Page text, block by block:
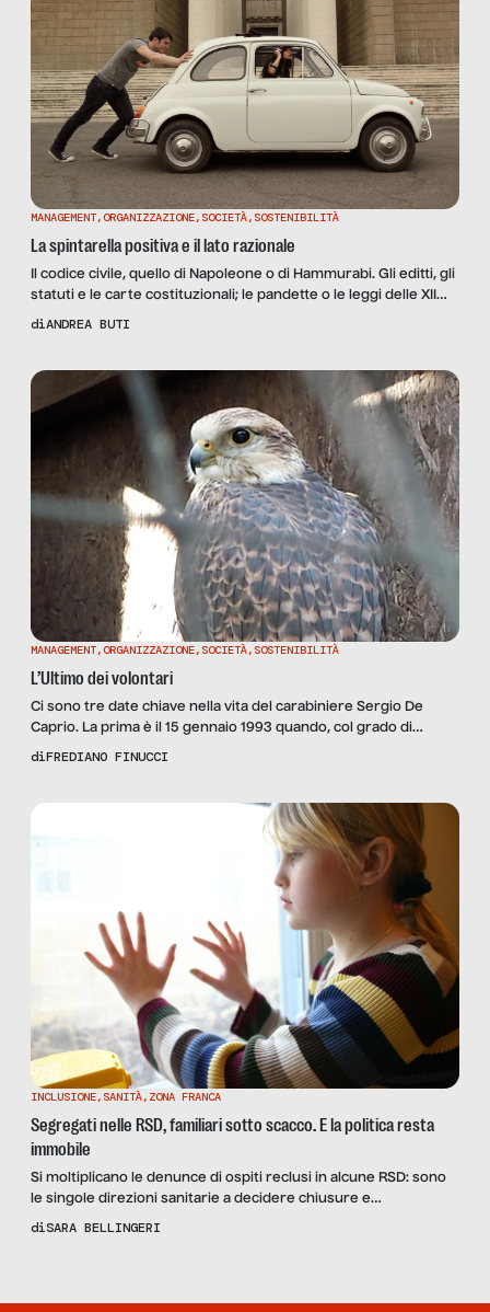
MANAGEMENT,ORGANIZZAZIONE, SOCIETÀ, SOSTENIBILITÀ
La spintarella positiva e il lato razionale
Il codice civile, quello di Napoleone o di Hammurabi. Gli editti, gli
statuti e le carte costituzionali; le pandette o le leggi delle XII
tavole. La storia del diritto sembra perdersi nella notte dei
[…]
diANDREA BUTI
MANAGEMENT,ORGANIZZAZIONE, SOCIETÀ, SOSTENIBILITÀ
L’Ultimo dei volontari
Ci sono tre date chiave nella vita del carabiniere Sergio De
Caprio. La prima è il 15 gennaio 1993 quando, col grado di
Capitano e il nome in codice “Ultimo”, durante un blitz
diFREDIANO FINUCCI
INCLUSIONE, SANITÀ, ZONA FRANCA
Segregati nelle RSD, familiari sotto scacco. E la politica resta
immobile
Si moltiplicano le denunce di ospiti reclusi in alcune RSD: sono
le singole direzioni sanitarie a decidere chiusure e
sbarramenti, come testimonia in Emilia-Romagna l’esperienza
diSARA BELLINGERI